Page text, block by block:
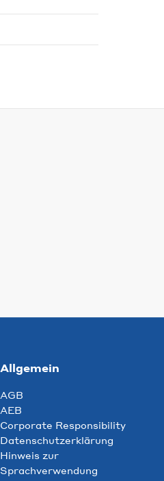
Allgemein
AGB
AEB
Corporate Responsibility
Datenschutzerklärung
Hinweis zur
Sprachverwendung